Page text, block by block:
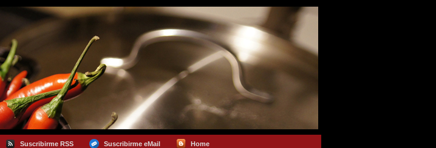
Suscribirme RSS Suscribirme eMail Home